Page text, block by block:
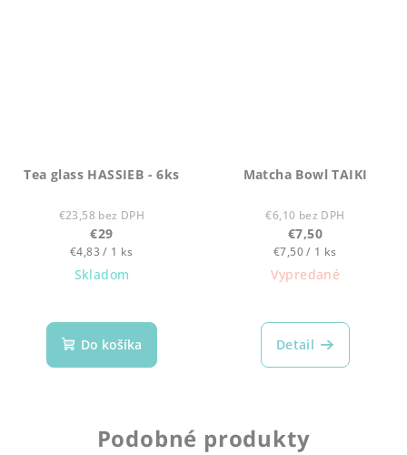
Tea glass HASSIEB - 6ks
€23,58 bez DPH
€29
Jednotková
cena:
€4,83 / 1 ks
Skladom
Do košíka
Matcha Bowl TAIKI
€6,10 bez DPH
€7,50
Jednotková
cena:
€7,50 / 1 ks
Vypredané
Detail
Podobné produkty